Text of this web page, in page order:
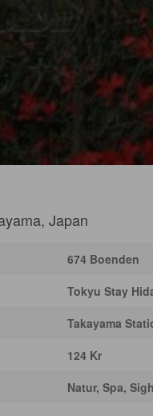
Japan
674 Boenden
Tokyu Stay
Takayama
124 Kr
Natur, Spa,